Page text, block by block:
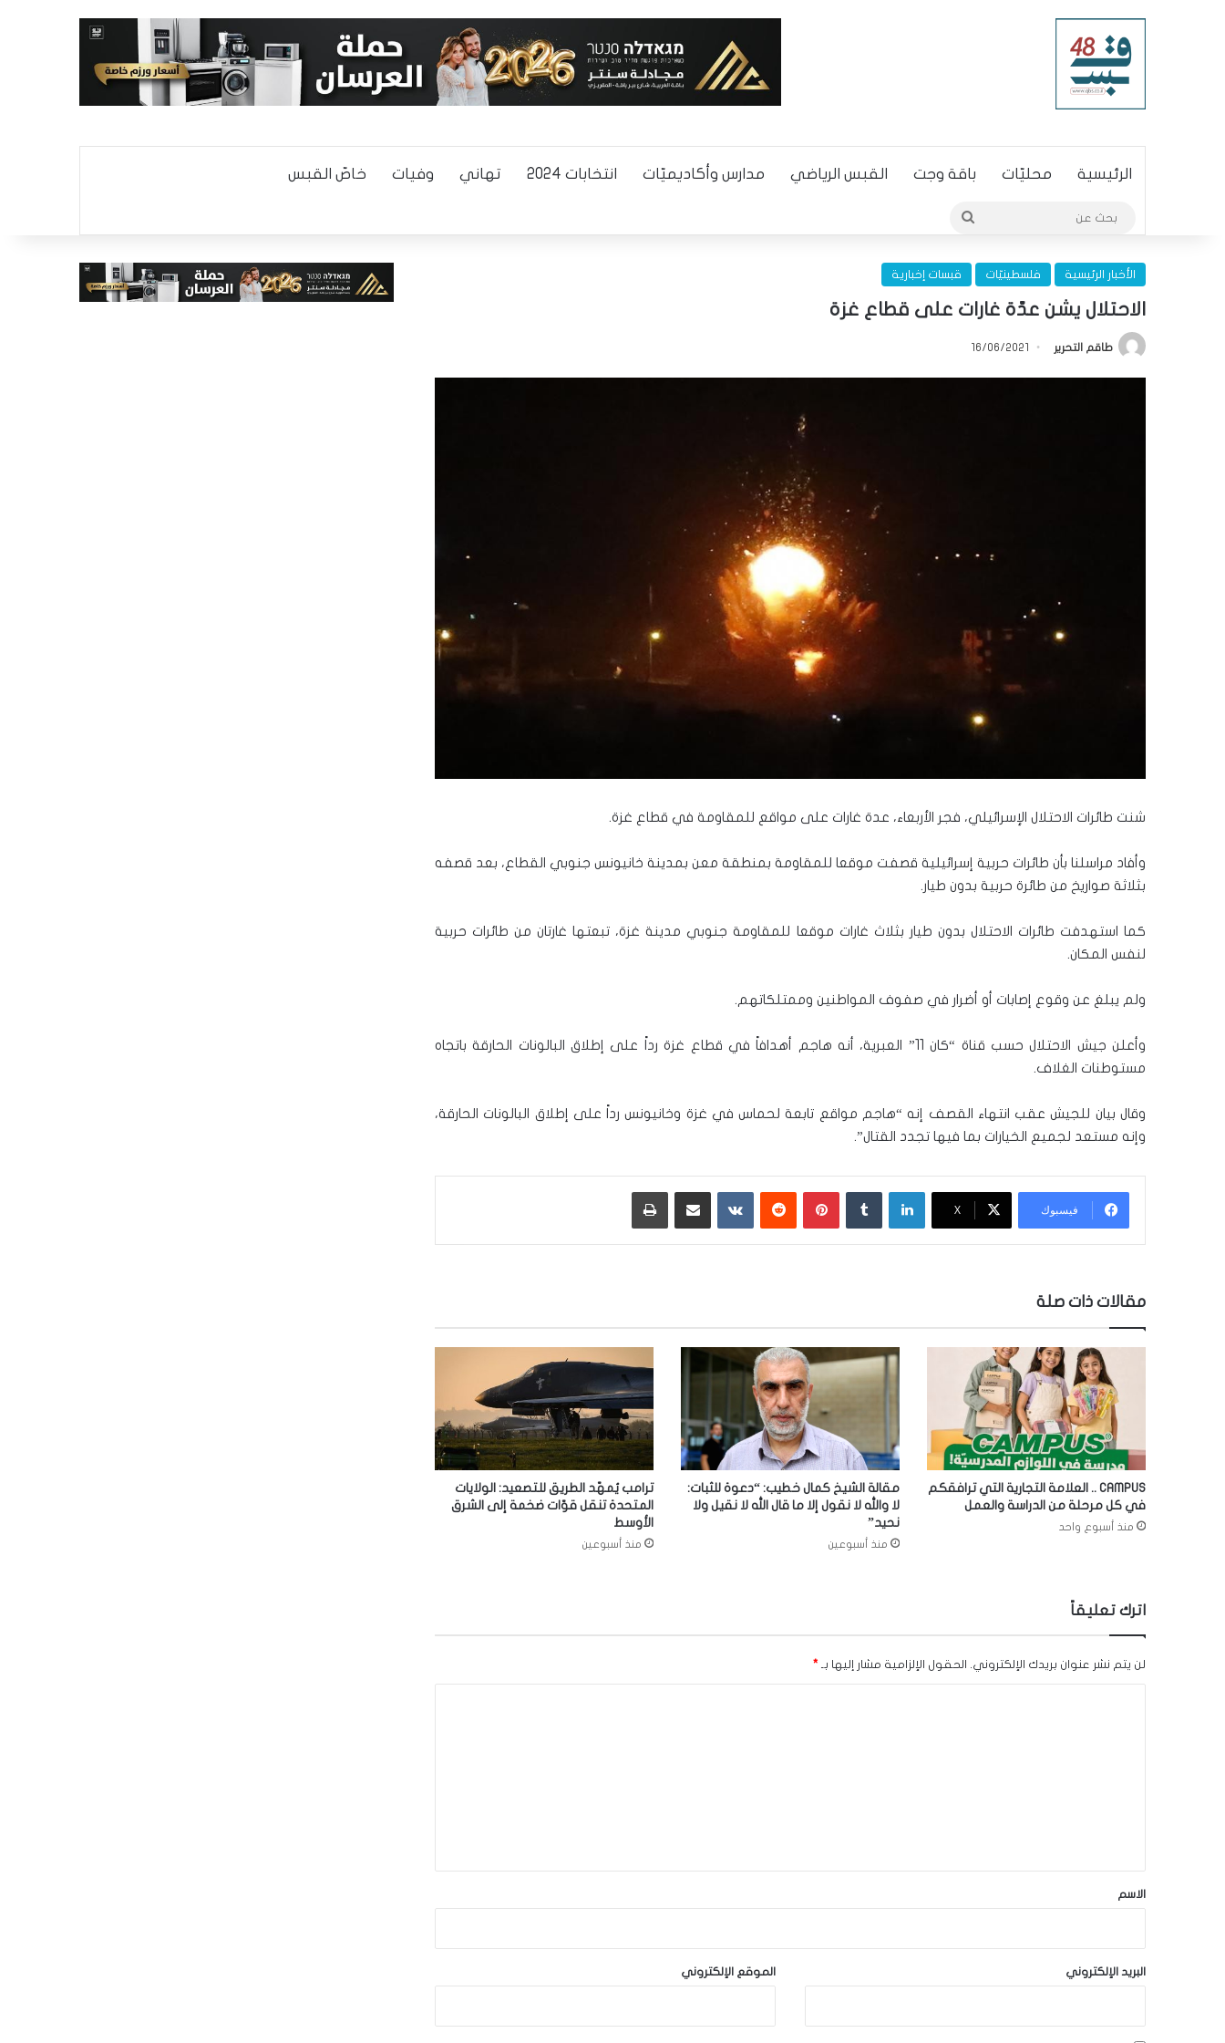
الرئيسية محليّات باقة وجت القبس الرياضي مدارس وأكاديميّات انتخابات 2024 تهاني وفيات خاصّ القبس
الأخبار الرئيسية فلسطينيّات قبسات إخبارية
الاحتلال يشن عدّة غارات على قطاع غزة
طاقم التحرير 16/06/2021
شنت طائرات الاحتلال الإسرائيلي، فجر الأربعاء، عدة غارات على مواقع للمقاومة في قطاع غزة.
وأفاد مراسلنا بأن طائرات حربية إسرائيلية قصفت موقعا للمقاومة بمنطقة معن بمدينة خانيونس جنوبي القطاع، بعد قصفه
بثلاثة صواريخ من طائرة حربية بدون طيار.
كما استهدفت طائرات الاحتلال بدون طيار بثلاث غارات موقعا للمقاومة جنوبي مدينة غزة، تبعتها غارتان من طائرات حربية
لنفس المكان.
ولم يبلغ عن وقوع إصابات أو أضرار في صفوف المواطنين وممتلكاتهم.
وأعلن جيش الاحتلال حسب قناة “كان 11” العبرية، أنه هاجم أهدافاً في قطاع غزة رداً على إطلاق البالونات الحارقة باتجاه
مستوطنات الغلاف.
وقال بيان للجيش عقب انتهاء القصف إنه “هاجم مواقع تابعة لحماس في غزة وخانيونس رداً على إطلاق البالونات الحارقة،
وإنه مستعد لجميع الخيارات بما فيها تجدد القتال”.
فيسبوك ‫X
لينكدإن بينتيريست ‏VKontakte
مقالات ذات صلة
CAMPUS .. العلامة التجارية التي ترافقكم
في كل مرحلة من الدراسة والعمل
منذ أسبوع واحد
مقالة الشيخ كمال خطيب: “دعوة للثبات:
لا والله لا نقول إلا ما قال الله لا نقيل ولا
نحيد”
منذ أسبوعين
ترامب يُمهّد الطريق للتصعيد: الولايات
المتحدة تنقل قوّات ضخمة إلى الشرق
الأوسط
منذ أسبوعين
اترك تعليقاً
لن يتم نشر عنوان بريدك الإلكتروني. الحقول الإلزامية مشار إليها بـ *
*الاسم
البريد الإلكتروني الموقع الإلكتروني